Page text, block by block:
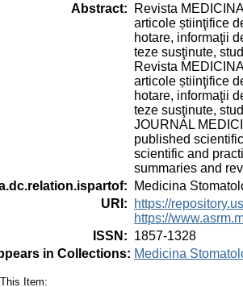
Abstract:
Revista
articole știinţifice
hotare, informaţii
teze susţinute,
Revista
articole știinţifice
hotare, informaţii
teze susţinute,
JOURNAL
published
scientific and
summaries and
:
Medicina
URI :
https://
https://
ISSN : 1857-1328
in Collections: Medicina
Item: